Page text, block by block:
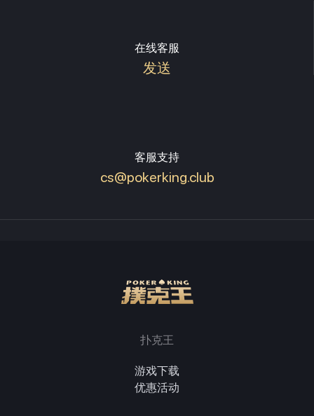
在线客服
发送
客服支持
cs@pokerking.club
扑克王
游戏下载
优惠活动